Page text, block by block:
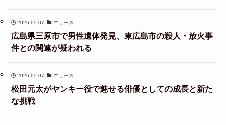
2026-05-07 ニュース
広島県三原市で男性遺体発見、東広島市の殺人・放火事
件との関連が疑われる
2026-05-07 ニュース
松田元太がヤンキー役で魅せる俳優としての成長と新た
な挑戦